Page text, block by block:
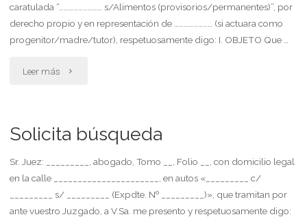
trata
de
su
habitual."
caratulada “……………………… s/Alimentos (provisorios/permanentes)”, por
derecho propio y en representación de …………………… (si actuara como
progenitor/madre/tutor), respetuosamente digo: I. OBJETO Que …
Leer más "Solicita
sin
gastos
Solicita búsqueda
Sr. Juez: _________, abogado, Tomo __, Folio __, con domicilio legal
en la calle ______________________, en autos «_________ c/
_________ s/ _________ (Expdte. Nº _________)», que tramitan por
ante vuestro Juzgado, a V.Sa. me presento y respetuosamente digo: